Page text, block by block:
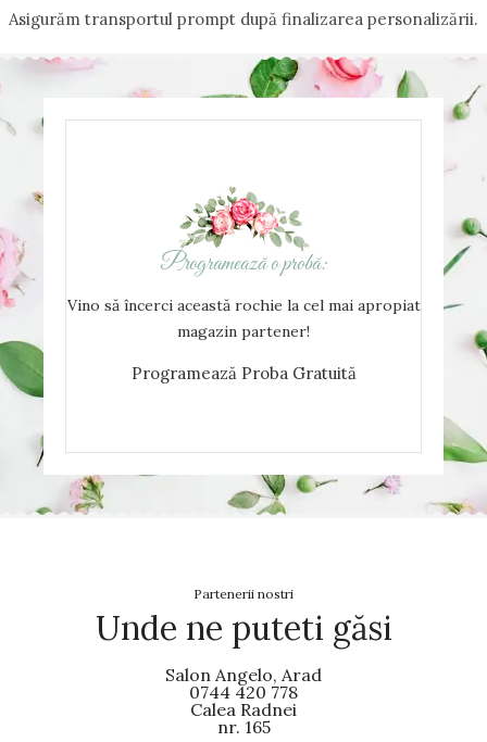
Asigurăm transportul prompt după finalizarea personalizării.
Programează o probă:
Vino să încerci această rochie la cel mai apropiat
magazin partener!
Programează Proba Gratuită
Partenerii nostri
Unde ne puteti găsi
Salon Angelo, Arad
0744 420 778
Calea Radnei
nr. 165